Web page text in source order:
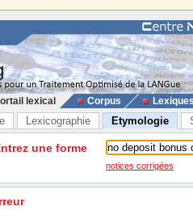
lexical Corpus
Lexicographie Etymologie
une forme
notices corrigées